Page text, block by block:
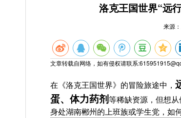
洛克王国世界“远
来源：
文章转载自网络，如有侵权请联系
在《洛克王国世界》的冒险旅途中，
蛋、体力药剂等稀缺资源，但想从
身处湖南郴州的上班族或学生党，如